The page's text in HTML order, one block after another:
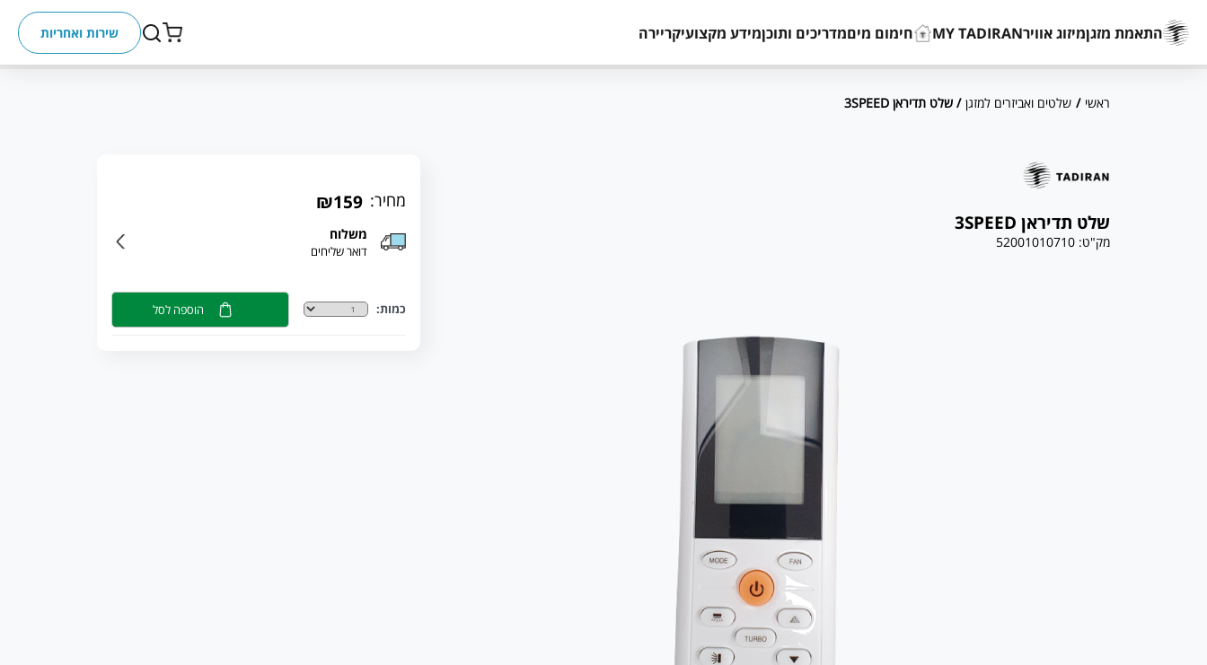
התאמת מזגןמיזוג אווירMY TADIRAN חימום מיםמדריכים ותוכןמידע מקצועיקריירה שירות ואחריות
ראשי / שלטים ואביזרים למזגן / שלט תדיראן 3SPEED
שלט תדיראן 3SPEED
מק"ט:52001010710
מחיר: ₪159
משלוח
דואר שליחים
כמות: הוספה לסל